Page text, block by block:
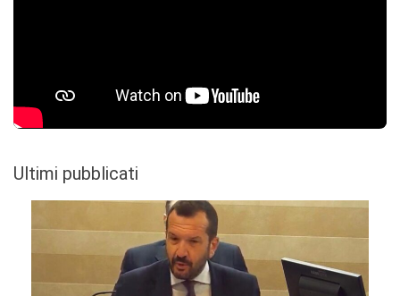
Ultimi pubblicati